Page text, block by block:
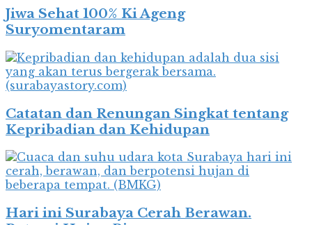
Jiwa Sehat 100% Ki Ageng
Suryomentaram
Catatan dan Renungan Singkat tentang
Kepribadian dan Kehidupan
Hari ini Surabaya Cerah Berawan.